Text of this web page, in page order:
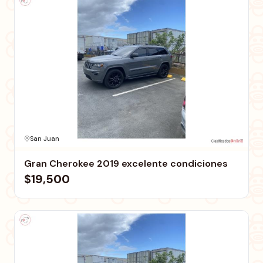
San Juan
Gran Cherokee 2019 excelente condiciones
$19,500